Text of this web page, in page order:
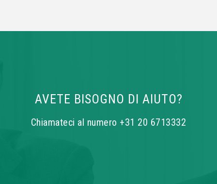
AVETE BISOGNO DI AIUTO?
Chiamateci al numero +31 20 6713332